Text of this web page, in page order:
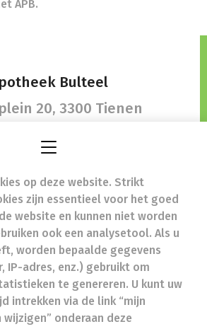
APB.
Bulteel
20, 3300 Tienen
- Ondernemingsnummer (BTW
(BE)0874711653
Apotheker werkzaam in België
Algemene Pharmaceutische
FAGG 263209
van de Orde der Apothekers,
Henri Jasparlaan 94 1060 Brussel
van de farmaceutische plichtenleer
terugbetaalde zorg
op deze website. Strikt
zijn essentieel voor het goed
website en kunnen niet worden
ook een analysetool. Als u
worden bepaalde gegevens
IP-adres, enz.) gebruikt om
te genereren. U kunt uw
intrekken via de link “mijn
onderaan deze